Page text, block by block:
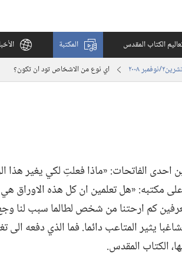
الكتاب المقدس المكتبة
اي نوع من الاشخاص تود ان تكون؟‏
احدى الفاتحات:‏ «ماذا فعلتِ لكي يغير هذا
مكتبه:‏ «هل تعلمين ان كل هذه الاوراق
كم ارحتنا من شخص لطالما سبب لنا
يثير المتاعب دائما.‏ فما الذي دفعه الى
الكتاب المقدس.‏